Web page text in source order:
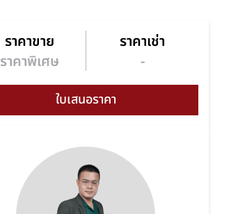
ราคาขาย
ราคาพิเศษ
ราคาเช่า
-